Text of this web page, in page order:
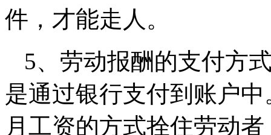
件，才能走人。
5、劳动报酬的支付方
是通过银行支付到账户
月工资的方式拴住劳动